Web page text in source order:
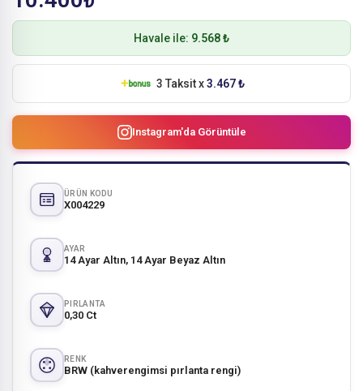
Havale ile: 9.568 ₺
3 Taksit x3.467 ₺
Instagram'da Görüntüle
ÜRÜN KODU
X004229
AYAR
14 Ayar Altın, 14 Ayar Beyaz Altın
PIRLANTA
0,30 Ct
RENK
BRW (kahverengimsi pırlanta rengi)